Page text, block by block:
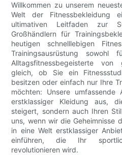
Willkommen zu unserem
Welt der Fitnessbekleidung
ultimativen Leitfaden zur
Großhändlern für
heutigen schnelllebigen
Trainingsausrüstung
Alltagsfitnessbegeisterte
gleich, ob Sie ein
besitzen oder einfach nur Ihre
möchten: Unsere
erstklassiger Kleidung aus,
steigert, sondern auch Ihren
uns, wenn wir die Geheimnisse
in eine Welt erstklassiger
einführen, die Ihr
revolutionieren wird.